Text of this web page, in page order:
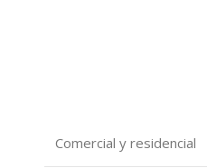
Comercial y residencial